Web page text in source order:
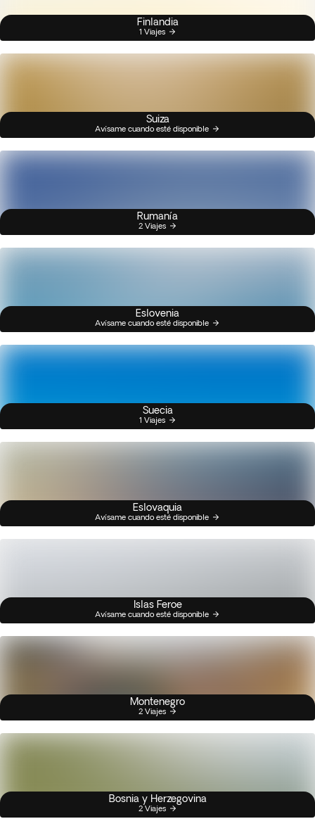
Finlandia
1 Viajes
Suiza
Avísame cuando esté disponible
Rumanía
2 Viajes
Eslovenia
Avísame cuando esté disponible
Suecia
1 Viajes
Eslovaquia
Avísame cuando esté disponible
Islas Feroe
Avísame cuando esté disponible
Montenegro
2 Viajes
Bosnia y Herzegovina
2 Viajes